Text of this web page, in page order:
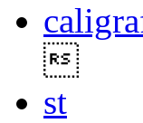
st